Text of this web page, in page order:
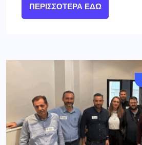
ΠΕΡΙΣΣΌΤΕΡΑ ΕΔΏ